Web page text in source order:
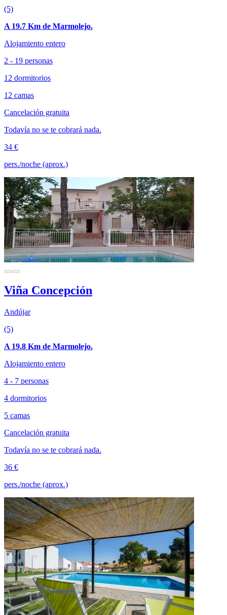
(5)
A 19.7 Km de Marmolejo.
Alojamiento entero
2 - 19 personas
12 dormitorios
12 camas
Cancelación gratuita
Todavía no se te cobrará nada.
34 €
pers./noche (aprox.)
Viña Concepción
Andújar
(5)
A 19.8 Km de Marmolejo.
Alojamiento entero
4 - 7 personas
4 dormitorios
5 camas
Cancelación gratuita
Todavía no se te cobrará nada.
36 €
pers./noche (aprox.)